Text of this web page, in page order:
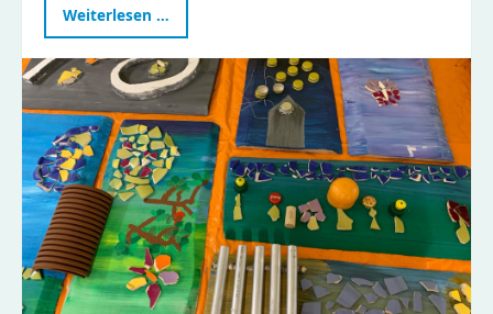
Weiterlesen …
„Schatzsuche
–
Schule
in
Sicht“